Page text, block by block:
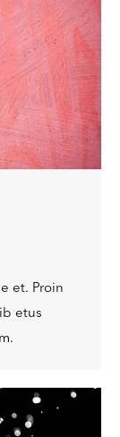
et. Proin
etus